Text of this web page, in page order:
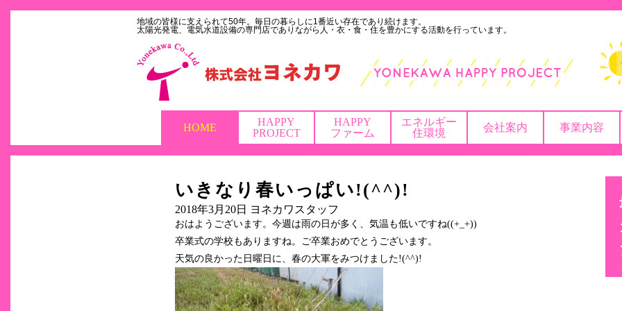
地域の皆様に支えられて50年。毎日の暮らしに1番近い存在であり続けます。
太陽光発電、電気水道設備の専門店でありながら人・衣・食・住を豊かにする活動を行っています。
HOME
HAPPY
PROJECT
HAPPY
ファーム
エネルギー
住環境
会社案内 事業内容
いきなり春いっぱい!(^^)!
2018年3月20日 ヨネカワスタッフ
おはようございます。今週は雨の日が多く、気温も低いですね((+_+))
卒業式の学校もありますね。ご卒業おめでとうございます。
天気の良かった日曜日に、春の大軍をみつけました!(^^)!